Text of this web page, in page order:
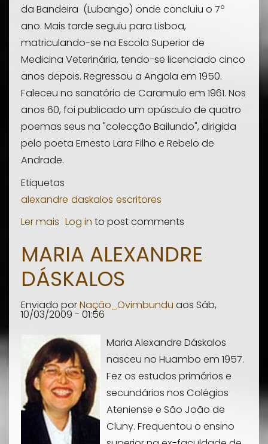
da Bandeira (Lubango) onde concluiu o 7º
ano. Mais tarde seguiu para Lisboa,
matriculando-se na Escola Superior de
Medicina Veterinária, tendo-se licenciado cinco
anos depois. Regressou a Angola em 1950.
Faleceu no sanatório de Caramulo em 1961. Nos
anos 60, foi publicado um opúsculo de quatro
poemas seus na "colecção Bailundo", dirigida
pelo poeta Ernesto Lara Filho e Rebelo de
Andrade.
Etiquetas
alexandre daskalos escritores
Ler mais sobre
Dáskalos
Log in to post comments
MARIA ALEXANDRE
DÁSKALOS
Enviado porNação_Ovimbundu aos Sáb,
10/03/2009 - 01:56
Maria Alexandre Dáskalos
nasceu no Huambo em 1957.
Fez os estudos primários e
secundários nos Colégios
Ateniense e São João de
Cluny. Frequentou o ensino